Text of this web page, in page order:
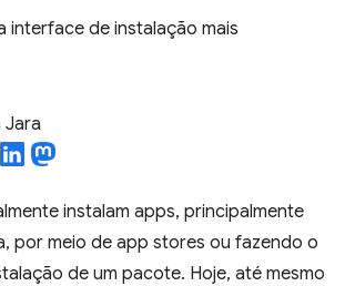
interface de instalação mais
Jara
instalam apps, principalmente
por meio de app stores ou fazendo o
de um pacote. Hoje, até mesmo